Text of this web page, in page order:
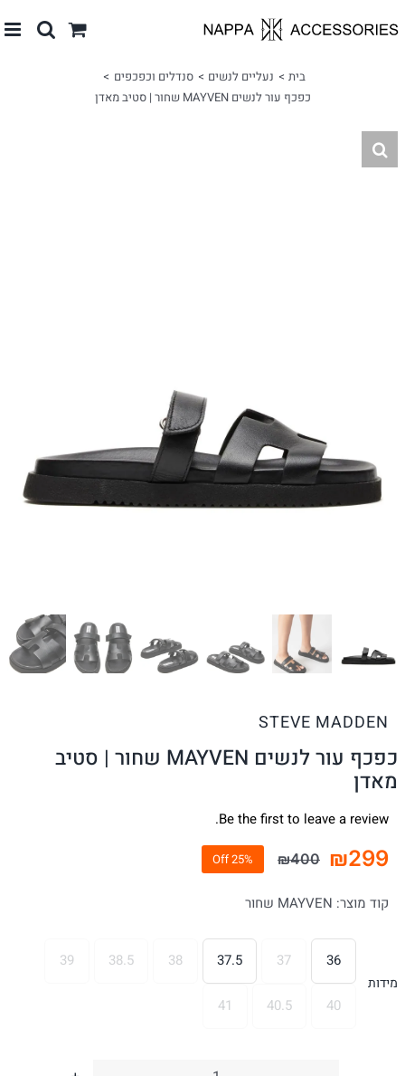
לתוכן
בית נעליים לנשים
סנדלים וכפכפים
כפכף עור לנשים MAYVEN שחור | סטיב מאדן
STEVE MADDEN
כפכף עור לנשים MAYVEN שחור | סטיב
מאדן
Be the first to leave a review.
₪400 המחיר
המקורי
היה:
₪400.
₪299
המחיר
הנוכחי
הוא:
₪299.
25% Off
קוד מוצר: MAYVEN שחור
מידות
36
37
37.5
38
38.5
39
40
40.5
41